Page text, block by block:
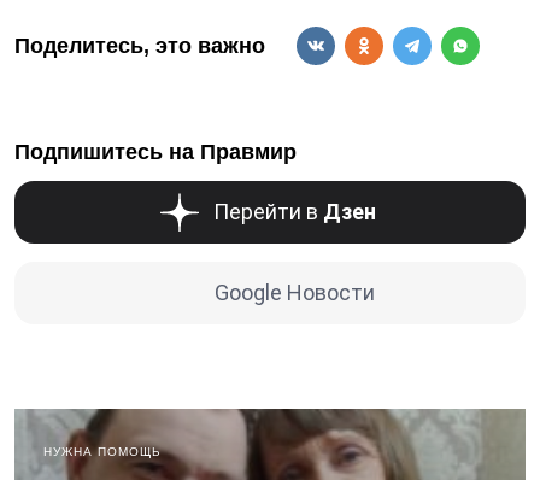
Поделитесь, это важно
Подпишитесь на Правмир
Перейти в Дзен
Google Новости
НУЖНА ПОМОЩЬ